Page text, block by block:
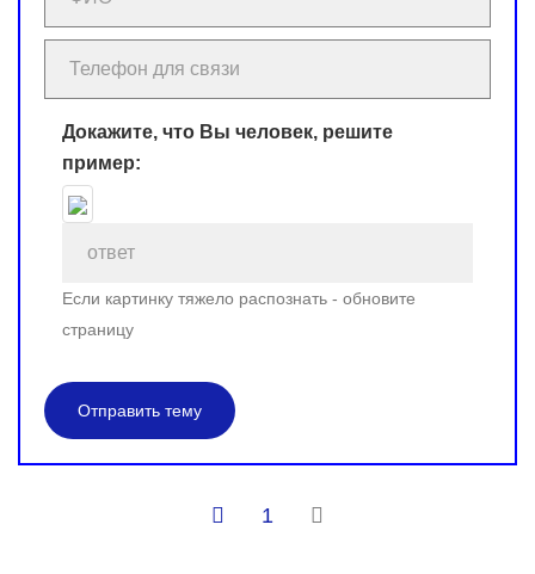
Докажите, что Вы человек, решите
пример:
Если картинку тяжело распознать - обновите
страницу
Отправить тему
1